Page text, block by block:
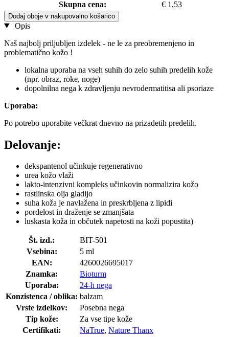
Skupna cena:
€ 1,53
Dodaj oboje v nakupovalno košarico
Opis
Naš najbolj priljubljen izdelek - ne le za preobremenjeno in
problematično kožo !
lokalna uporaba na vseh suhih do zelo suhih predelih kože
(npr. obraz, roke, noge)
dopolnilna nega k zdravljenju nevrodermatitisa ali psoriaze
Uporaba:
Po potrebo uporabite večkrat dnevno na prizadetih predelih.
Delovanje:
dekspantenol učinkuje regenerativno
urea kožo vlaži
lakto-intenzivni kompleks učinkovin normalizira kožo
rastlinska olja gladijo
suha koža je navlažena in preskrbljena z lipidi
pordelost in draženje se zmanjšata
luskasta koža in občutek napetosti na koži popustita)
Št. izd.:
BIT-501
Vsebina:
5 ml
EAN:
4260026695017
Znamka:
Bioturm
Uporaba:
24-h nega
Konzistenca / oblika: balzam
Vrste izdelkov:
Posebna nega
Tip kože:
Za vse tipe kože
Certifikati:
NaTrue, Nature Thanx